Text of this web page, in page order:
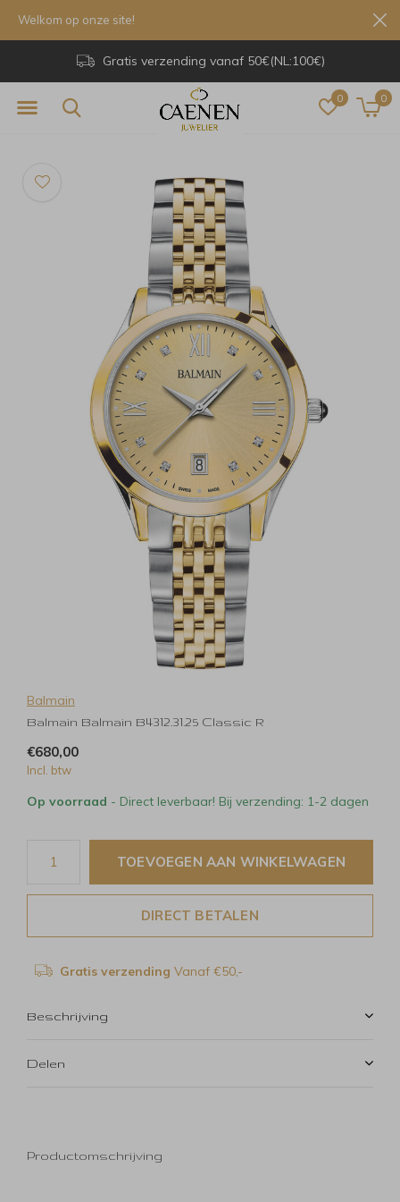
0 0
Gratis verzending vanaf 50€(NL:100€)
Welkom op onze site!
Balmain
Balmain Balmain B4312.31.25 Classic R
€680,00
Incl. btw
Op voorraad - Direct leverbaar! Bij verzending: 1-2 dagen
TOEVOEGEN AAN WINKELWAGEN
DIRECT BETALEN
Gratis verzending Vanaf €50,-
Beschrijving
Delen
Productomschrijving